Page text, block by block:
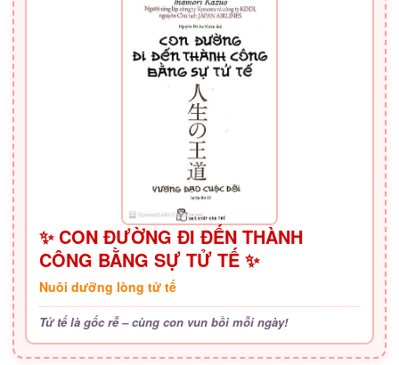
✨ CON ĐƯỜNG ĐI ĐẾN THÀNH
CÔNG BẰNG SỰ TỬ TẾ ✨
Nuôi dưỡng lòng tử tế
Tử tế là gốc rễ – cùng con vun bồi mỗi ngày!